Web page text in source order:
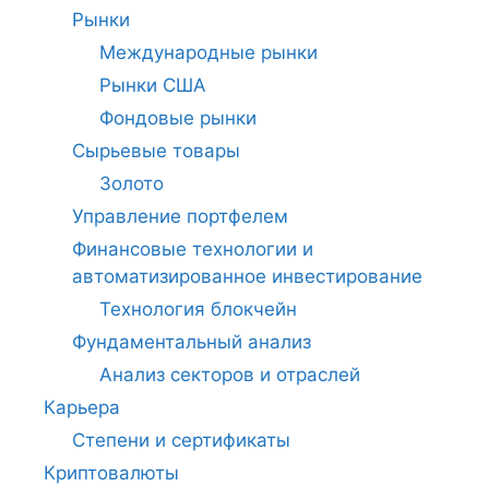
Рынки
Международные рынки
Рынки США
Фондовые рынки
Сырьевые товары
Золото
Управление портфелем
Финансовые технологии и
автоматизированное инвестирование
Технология блокчейн
Фундаментальный анализ
Анализ секторов и отраслей
Карьера
Степени и сертификаты
Криптовалюты